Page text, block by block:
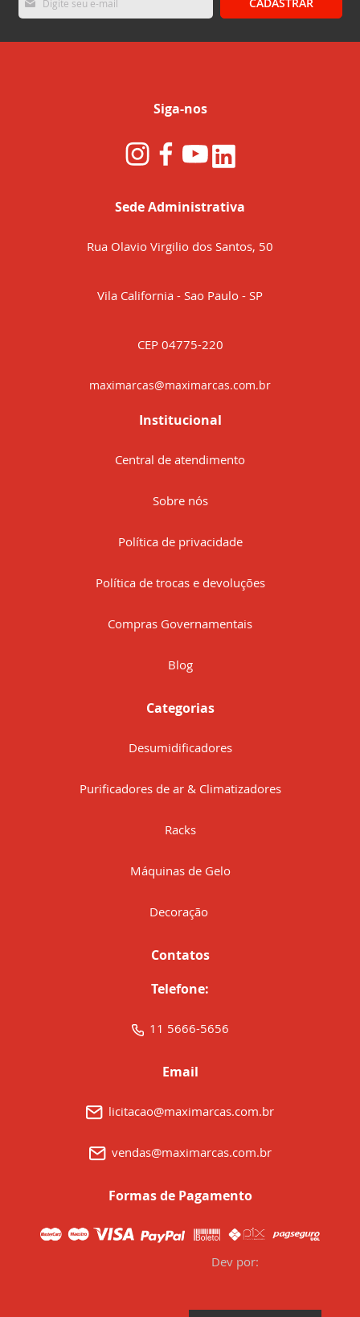
se
nossa
CADASTRAR
Siga-nos
Sede Administrativa
Rua Olavio Virgilio dos Santos, 50
Vila California - Sao Paulo - SP
CEP 04775-220
maximarcas@maximarcas.com.br
Institucional
Central de atendimento
Sobre nós
Política de privacidade
Política de trocas e devoluções
Compras Governamentais
Blog
Categorias
Desumidificadores
Purificadores de ar & Climatizadores
Racks
Máquinas de Gelo
Decoração
Contatos
Telefone:
11 5666-5656
Email
licitacao@maximarcas.com.br
vendas@maximarcas.com.br
Formas de Pagamento
Dev por: